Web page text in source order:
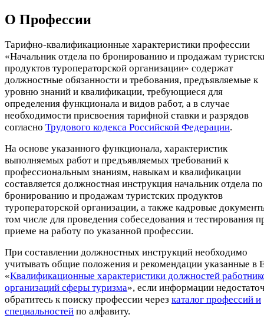
О Профеcсии
Тарифно-квалификационные характеристики профессии
«Начальник отдела по бронированию и продажам
продуктов туроператорской организации» содержат
должностные обязанности и требования, предъявляемые к
уровню знаний и квалификации, требующиеся для
определения функционала и видов работ, а в случае
необходимости присвоения тарифной ставки и разрядов
согласно Трудового кодекса Российской Федерации.
На основе указанного функционала, характеристик
выполняемых работ и предъявляемых требований к
профессиональным знаниям, навыкам и квалификации
составляется должностная инструкция начальник отдела по
бронированию и продажам туристских продуктов
туроператорской организации, а также кадровые
том числе для проведения собеседования и тестирования
приеме на работу по указанной профессии.
При составлении должностных инструкций необходимо
учитывать общие положения и рекомендации указанные в
«Квалификационные характеристики должностей
организаций сферы туризма», если информации
обратитесь к поиску профессии через каталог профессий и
специальностей по алфавиту.